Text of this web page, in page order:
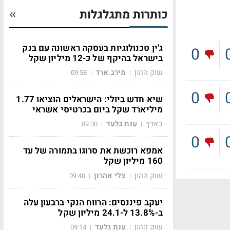
0
0
0
כותרות מתגלגלות
ג'ין טכנולוגיות בעסקה ראשונה עם בנק
בישראל בהיקף של כ-12 מיליון שקל
שוק ההון | מירב ארד |
09:58
שיא חדש ביולי: הישראלים הוציאו 1.77
מיליארד שקל ביום בכרטיסי אשראי
בארץ | ענת גלעד |
09:30
אמפא רוכשת את סרוגו בתמורה של עד
160 מיליון שקל
שוק ההון | צלי אהרון |
09:40
יעקב פיננסים: הרווח הנקי ברבעון עלה
ב-13.8% ל-24.1 מיליון שקל
שוק ההון | ענת גלעד |
09:14